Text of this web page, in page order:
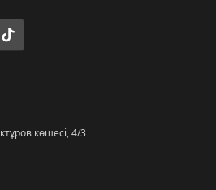
көшесі, 4/3